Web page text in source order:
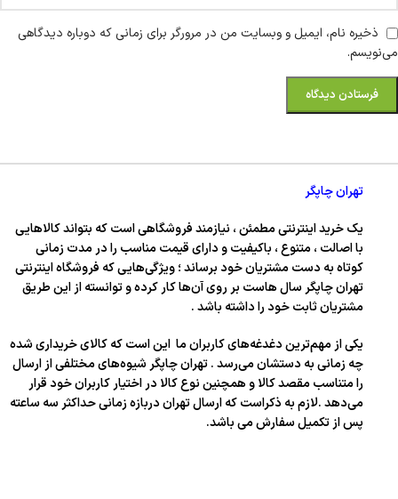
ذخیره نام، ایمیل و وبسایت من در مرورگر برای زمانی که دوباره دیدگاهی
می‌نویسم.
تهران چاپگر
یک خرید اینترنتی مطمئن ، نیازمند فروشگاهی است که بتواند کالاهایی
با اصالت ، متنوع ، باکیفیت و دارای قیمت مناسب را در مدت زمانی
کوتاه به دست مشتریان خود برساند ؛ ویژگی‌هایی که فروشگاه اینترنتی
تهران چاپگر سال‌ هاست بر روی آن‌ها کار کرده و توانسته از این طریق
مشتریان ثابت خود را داشته باشد .
یکی از مهم‌ترین دغدغه‌های کاربران ما این است که کالای خریداری شده
چه زمانی به دستشان می‌رسد . تهران چاپگر شیوه‌های مختلفی از ارسال
را متناسب مقصد کالا و همچنین نوع کالا در اختیار کاربران خود قرار
می‌دهد .لازم به ذکراست که ارسال تهران دربازه زمانی حداکثر سه ساعته
پس از تکمیل سفارش می باشد.